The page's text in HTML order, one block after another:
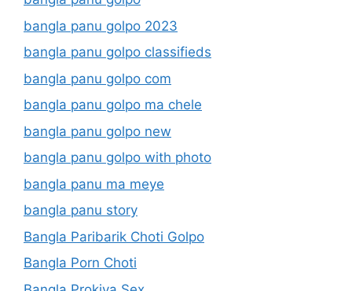
bangla panu golpo 2023
bangla panu golpo classifieds
bangla panu golpo com
bangla panu golpo ma chele
bangla panu golpo new
bangla panu golpo with photo
bangla panu ma meye
bangla panu story
Bangla Paribarik Choti Golpo
Bangla Porn Choti